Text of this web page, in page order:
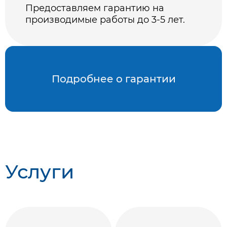
Предоставляем гарантию на
производимые работы до 3-5 лет.
Подробнее о гарантии
Услуги